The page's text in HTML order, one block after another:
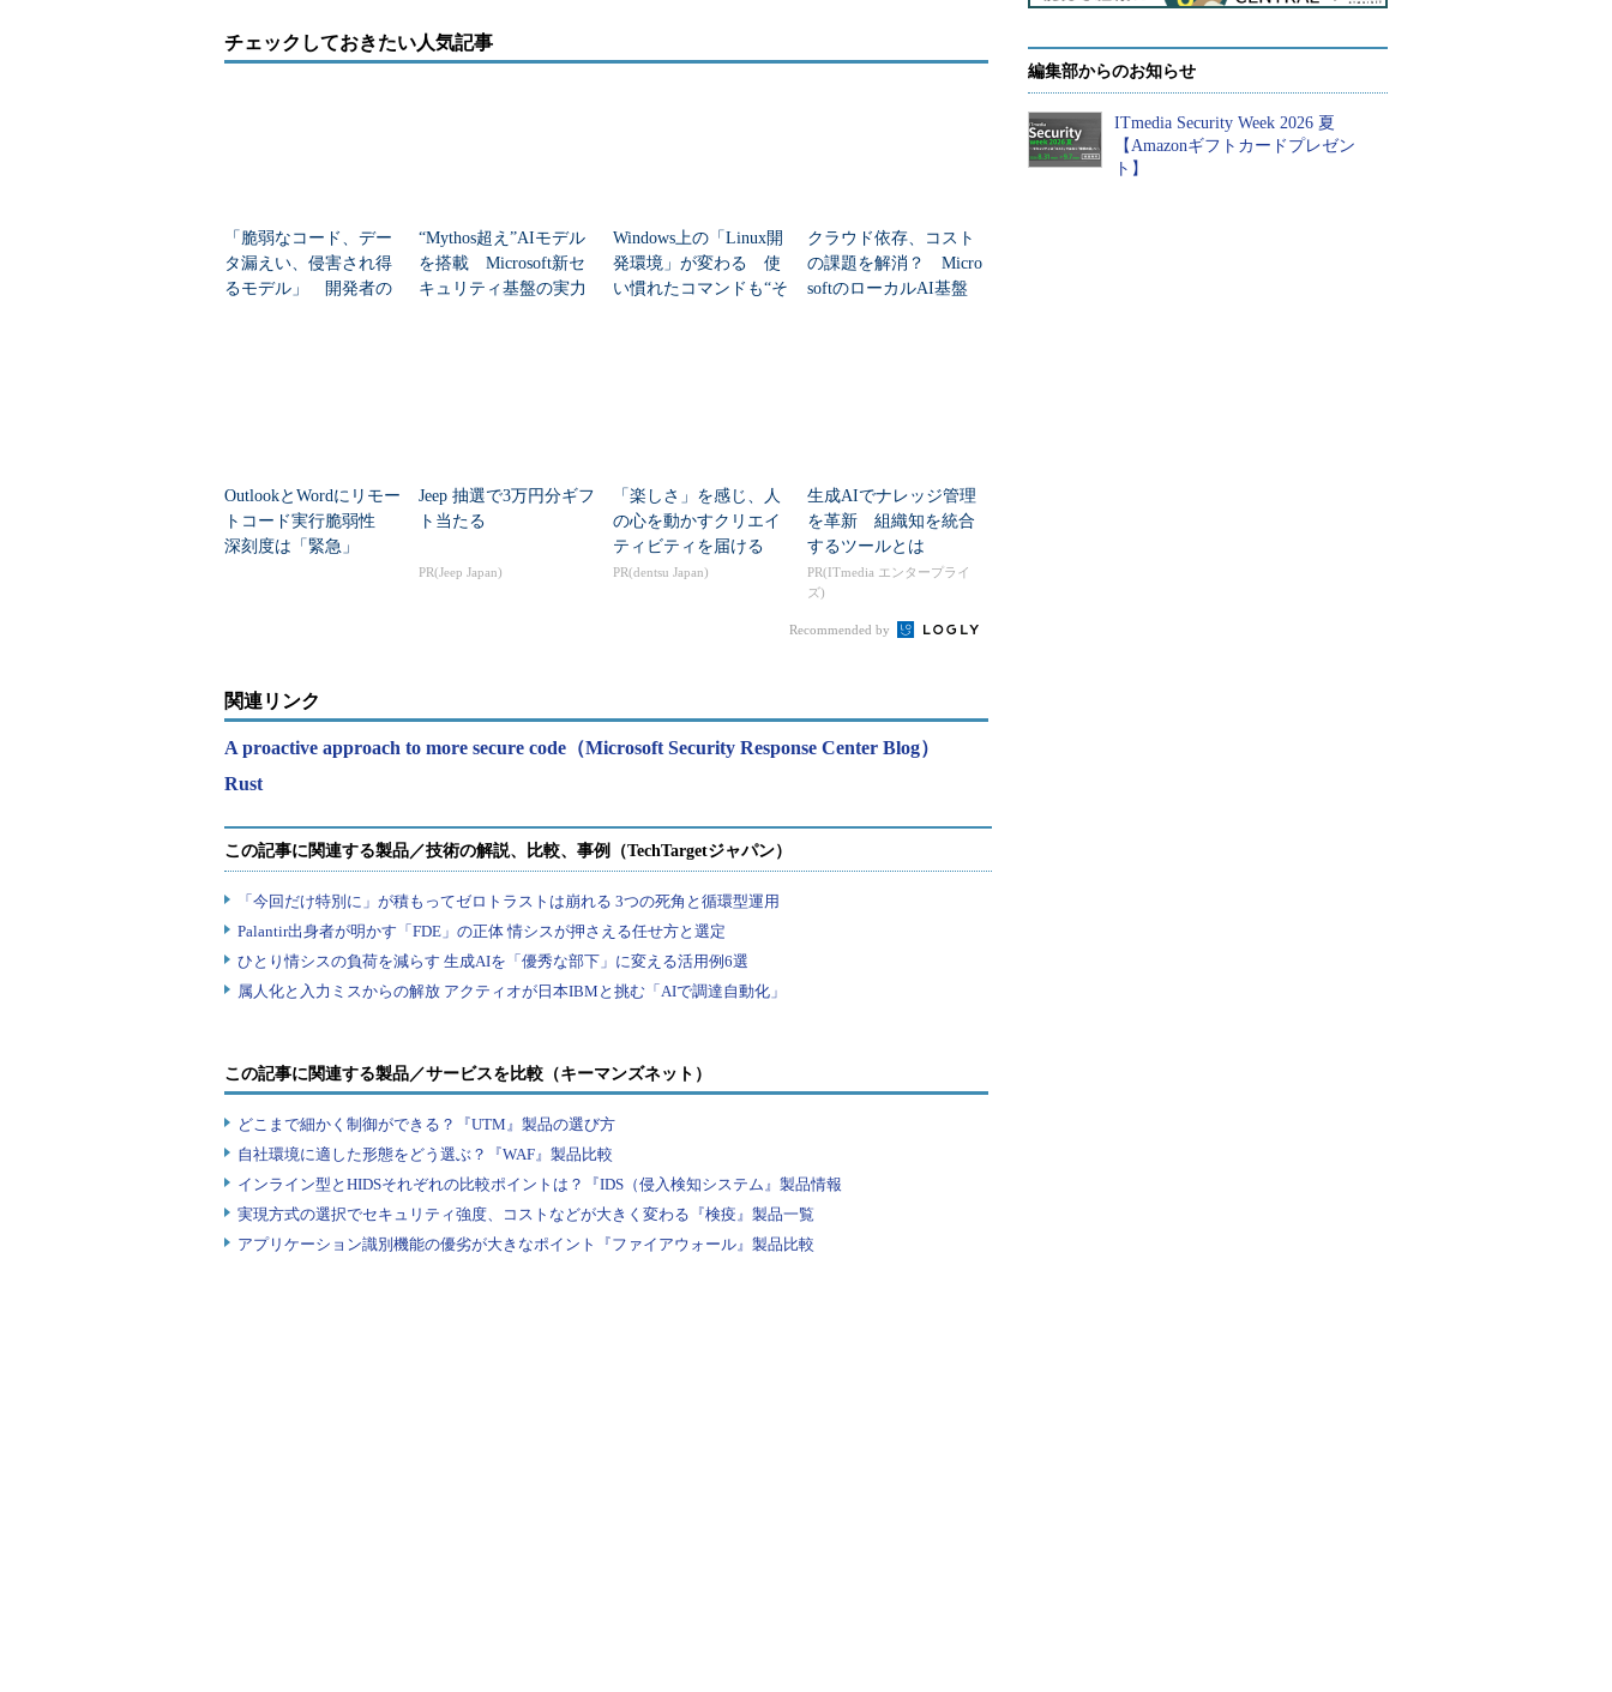
チェックしておきたい人気記事
「脆弱なコード、デー
タ漏えい、侵害され得
るモデル」 開発者の
“Mythos超え”AIモデル
を搭載 Microsoft新セ
キュリティ基盤の実力
Windows上の「Linux開
発環境」が変わる 使
い慣れたコマンドも“そ
クラウド依存、コスト
の課題を解消？ Micro
softのローカルAI基盤
OutlookとWordにリモー
トコード実行脆弱性
深刻度は「緊急」
Jeep 抽選で3万円分ギフ
ト当たる
PR(Jeep Japan)
「楽しさ」を感じ、人
の心を動かすクリエイ
ティビティを届ける
PR(dentsu Japan)
生成AIでナレッジ管理
を革新 組織知を統合
するツールとは
PR(ITmedia エンタープライ
ズ)
Recommended by
関連リンク
A proactive approach to more secure code（Microsoft Security Response Center Blog）
Rust
この記事に関連する製品／サービスを比較（キーマンズネット）
どこまで細かく制御ができる？『UTM』製品の選び方
自社環境に適した形態をどう選ぶ？『WAF』製品比較
インライン型とHIDSそれぞれの比較ポイントは？『IDS（侵入検知システム』製品情報
実現方式の選択でセキュリティ強度、コストなどが大きく変わる『検疫』製品一覧
アプリケーション識別機能の優劣が大きなポイント『ファイアウォール』製品比較
編集部からのお知らせ
ITmedia Security Week 2026 夏
【Amazonギフトカードプレゼン
ト】